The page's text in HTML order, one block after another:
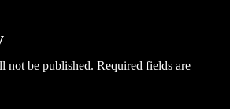
not be published. Required fields are